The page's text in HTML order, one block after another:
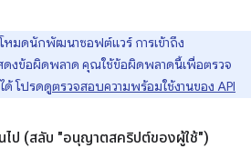
หมดนักพัฒนาซอฟต์แวร์ การเข้าถึง
ดงข้อผิดพลาด คุณใช้ข้อผิดพลาดนี้เพื่อตรวจ
ด้ โปรดดูตรวจสอบความพร้อมใช้งานของ API
ไป (สลับ "อนุญาตสคริปต์ของผู้ใช้")